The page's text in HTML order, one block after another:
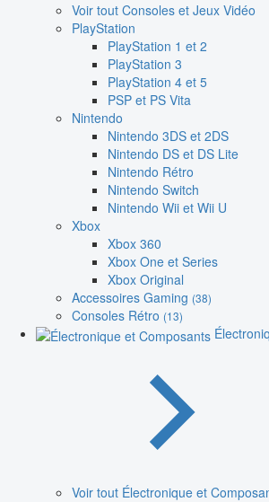
Voir tout Consoles et Jeux Vidéo
PlayStation
PlayStation 1 et 2
PlayStation 3
PlayStation 4 et 5
PSP et PS Vita
Nintendo
Nintendo 3DS et 2DS
Nintendo DS et DS Lite
Nintendo Rétro
Nintendo Switch
Nintendo Wii et Wii U
Xbox
Xbox 360
Xbox One et Series
Xbox Original
Accessoires Gaming (38)
Consoles Rétro (13)
Voir tout Électronique et